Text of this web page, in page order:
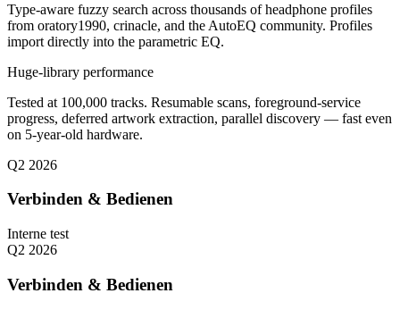
Type-aware fuzzy search across thousands of headphone profiles
from oratory1990, crinacle, and the AutoEQ community. Profiles
import directly into the parametric EQ.
Huge-library performance
Tested at 100,000 tracks. Resumable scans, foreground-service
progress, deferred artwork extraction, parallel discovery — fast even
on 5-year-old hardware.
Q2 2026
Verbinden & Bedienen
Interne test
Q2 2026
Verbinden & Bedienen